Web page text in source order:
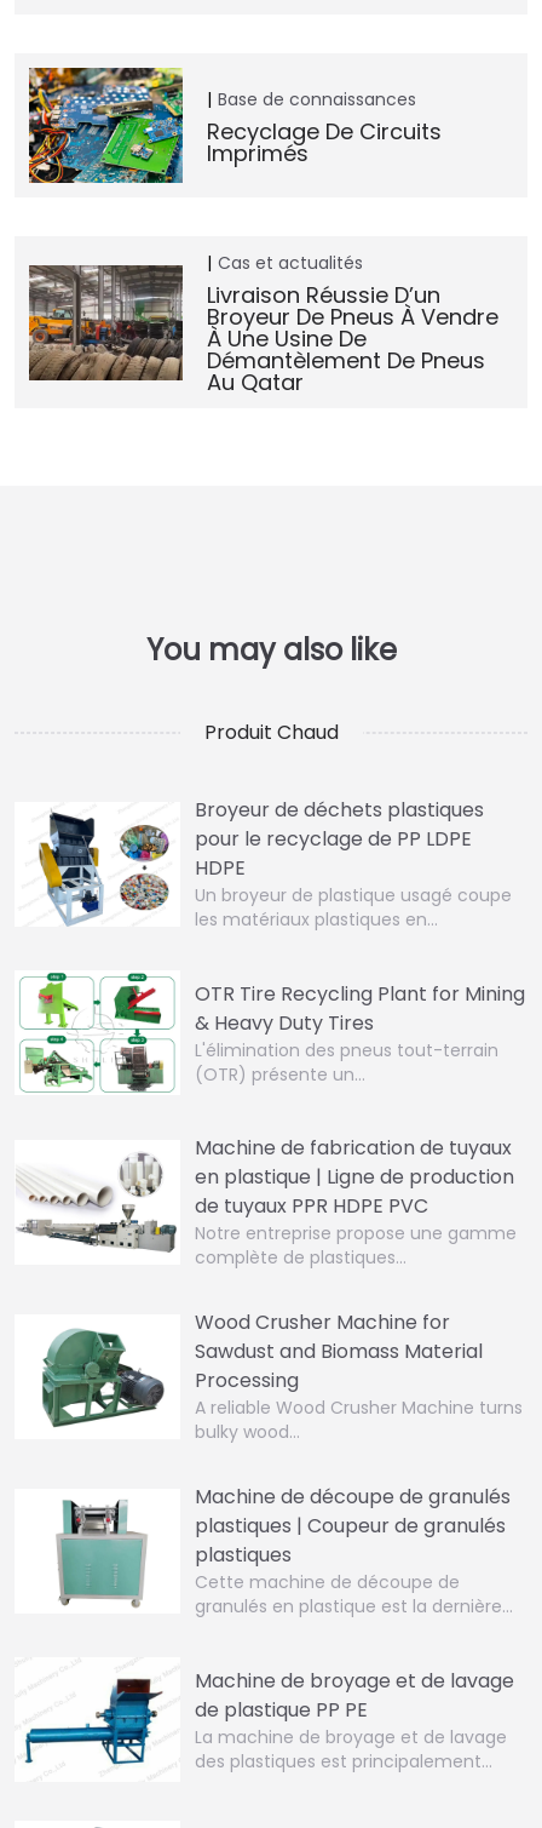
Base de connaissances
Recyclage De Circuits
Imprimés
Cas et actualités
Livraison Réussie D’un
Broyeur De Pneus À Vendre
À Une Usine De
Démantèlement De Pneus
Au Qatar
Produit Chaud
Broyeur de déchets plastiques
pour le recyclage de PP LDPE
HDPE
Un broyeur de plastique usagé coupe
les matériaux plastiques en…
OTR Tire Recycling Plant for Mining
& Heavy Duty Tires
L'élimination des pneus tout-terrain
(OTR) présente un…
Machine de fabrication de tuyaux
en plastique | Ligne de production
de tuyaux PPR HDPE PVC
Notre entreprise propose une gamme
complète de plastiques…
Wood Crusher Machine for
Sawdust and Biomass Material
Processing
A reliable Wood Crusher Machine turns
bulky wood…
Machine de découpe de granulés
plastiques | Coupeur de granulés
plastiques
Cette machine de découpe de
granulés en plastique est la dernière…
Machine de broyage et de lavage
de plastique PP PE
La machine de broyage et de lavage
des plastiques est principalement…